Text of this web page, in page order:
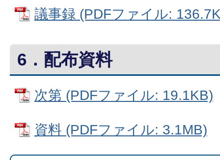
議事録 (PDFファイル:
6．配布資料
次第 (PDFファイル: 19.1KB)
資料 (PDFファイル: 3.1MB)